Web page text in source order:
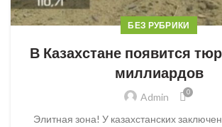
БЕЗ РУБРИКИ
В Казахстане появится
миллиардов
Admin 0
Элитная зона! У казахстанских